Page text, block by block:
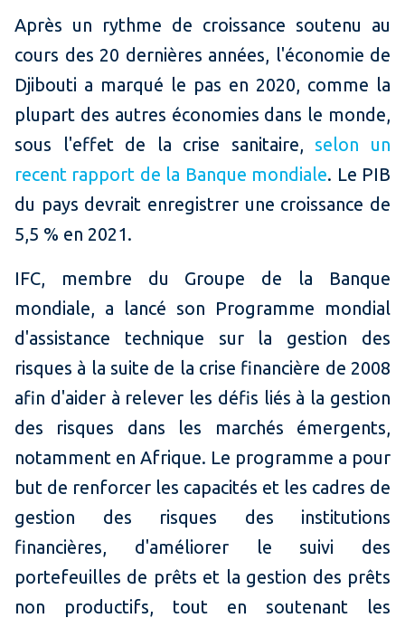
Après un rythme de croissance soutenu au
cours des 20 dernières années, l'économie de
Djibouti a marqué le pas en 2020, comme la
plupart des autres économies dans le monde,
sous l'effet de la crise sanitaire, selon un
recent rapport de la Banque mondiale. Le PIB
du pays devrait enregistrer une croissance de
5,5 % en 2021.
IFC, membre du Groupe de la Banque
mondiale, a lancé son Programme mondial
d'assistance technique sur la gestion des
risques à la suite de la crise financière de 2008
afin d'aider à relever les défis liés à la gestion
des risques dans les marchés émergents,
notamment en Afrique. Le programme a pour
but de renforcer les capacités et les cadres de
gestion des risques des institutions
financières, d'améliorer le suivi des
portefeuilles de prêts et la gestion des prêts
non productifs, tout en soutenant les